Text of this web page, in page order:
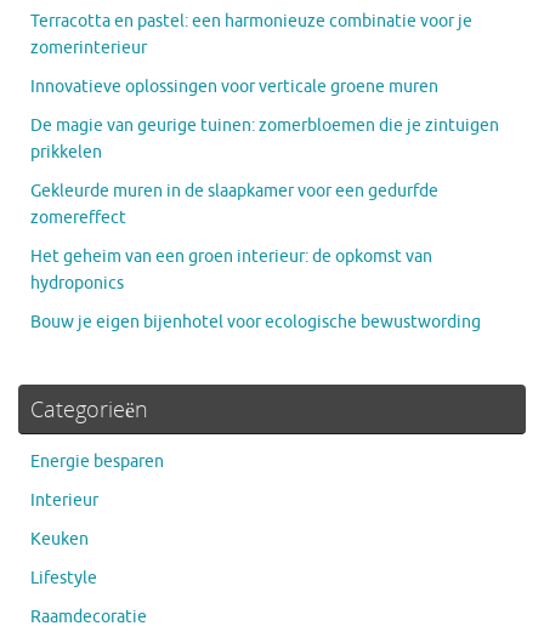
Terracotta en pastel: een harmonieuze combinatie voor je
zomerinterieur
Innovatieve oplossingen voor verticale groene muren
De magie van geurige tuinen: zomerbloemen die je zintuigen
prikkelen
Gekleurde muren in de slaapkamer voor een gedurfde
zomereffect
Het geheim van een groen interieur: de opkomst van
hydroponics
Bouw je eigen bijenhotel voor ecologische bewustwording
Categorieën
Energie besparen
Interieur
Keuken
Lifestyle
Raamdecoratie